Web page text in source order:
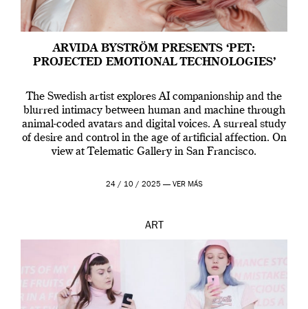
ARVIDA BYSTRÖM PRESENTS ‘PET:
PROJECTED EMOTIONAL TECHNOLOGIES’
The Swedish artist explores AI companionship and the
blurred intimacy between human and machine through
animal-coded avatars and digital voices. A surreal study
of desire and control in the age of artificial affection. On
view at Telematic Gallery in San Francisco.
24 / 10 / 2025 — VER MÁS
ART